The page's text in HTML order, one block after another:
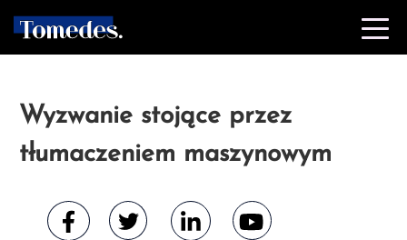
Wyzwanie stojące przez
tłumaczeniem maszynowym